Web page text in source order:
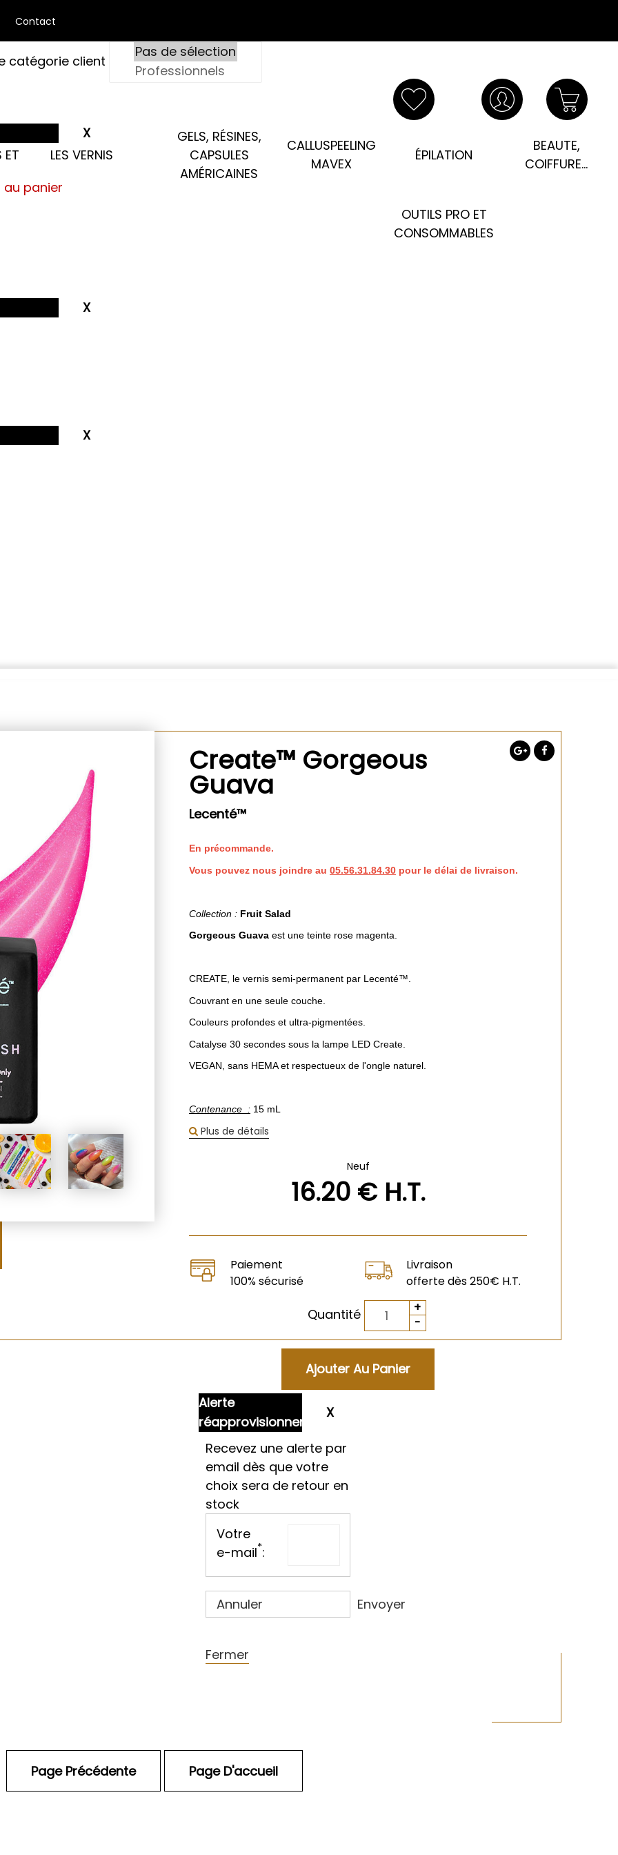
Contact
catégorie client
panier
ET LES VERNIS
GELS, RÉSINES,
CAPSULES
AMÉRICAINES
CALLUSPEELING
MAVEX
ÉPILATION
BEAUTE,
COIFFURE...
OUTILS PRO ET
CONSOMMABLES
Create™ Gorgeous
Guava
Lecenté™
En précommande.
Vous pouvez nous joindre au 05.56.31.84.30 pour le délai de livraison.
Collection : Fruit Salad
Gorgeous Guava est une teinte rose magenta.
CREATE, le vernis semi-permanent par Lecenté™.
Couvrant en une seule couche.
Couleurs profondes et ultra-pigmentées.
Catalyse 30 secondes sous la lampe LED Create.
VEGAN, sans HEMA et respectueux de l'ongle naturel.
Contenance : 15 mL
Plus de détails
Neuf
16.20€ H.T.
Paiement
100% sécurisé
Livraison
offerte dès 250€ H.T.
Quantité
Alerte
réapprovisionnement
Recevez une alerte par
email dès que votre
choix sera de retour en
stock
Votre
e-mail*:
Annuler Envoyer
Fermer